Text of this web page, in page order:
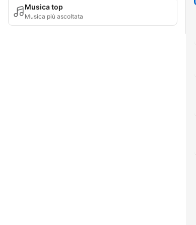
Musica top
Musica più ascoltata